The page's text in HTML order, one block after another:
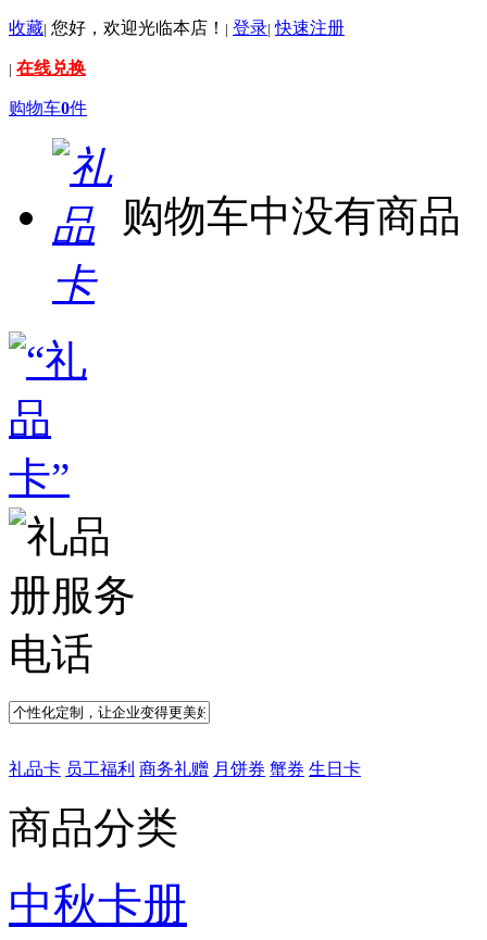
收藏| 您好，欢迎光临本店！ | 登录| 快速注册
| 在线兑换
购物车0件
购物车中没有商品
礼品卡 员工福利 商务礼赠 月饼券 蟹券 生日卡
商品分类
中秋卡册